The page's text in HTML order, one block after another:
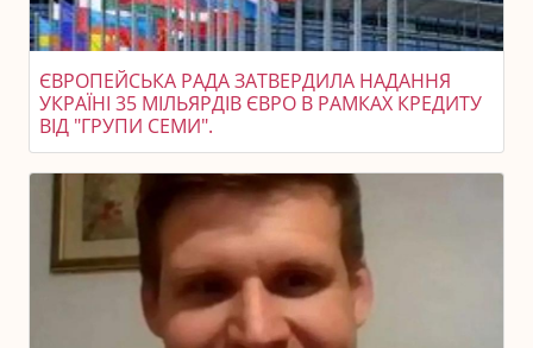
ЄВРОПЕЙСЬКА РАДА ЗАТВЕРДИЛА НАДАННЯ
УКРАЇНІ 35 МІЛЬЯРДІВ ЄВРО В РАМКАХ КРЕДИТУ
ВІД "ГРУПИ СЕМИ".